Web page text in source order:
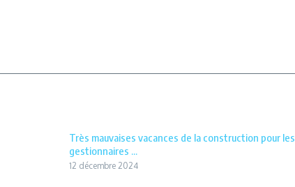
Très mauvaises vacances de la construction pour les
gestionnaires ...
12 décembre 2024